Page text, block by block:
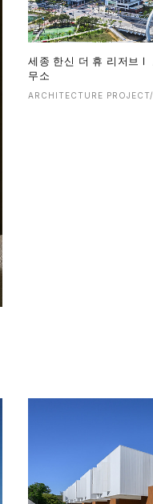
세종 한신 더 휴 리저브Ⅰ
무소
ARCHITECTURE